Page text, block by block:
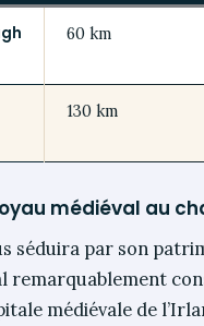
60 km
130 km
médiéval au
séduira par son
remarquablement
médiévale de